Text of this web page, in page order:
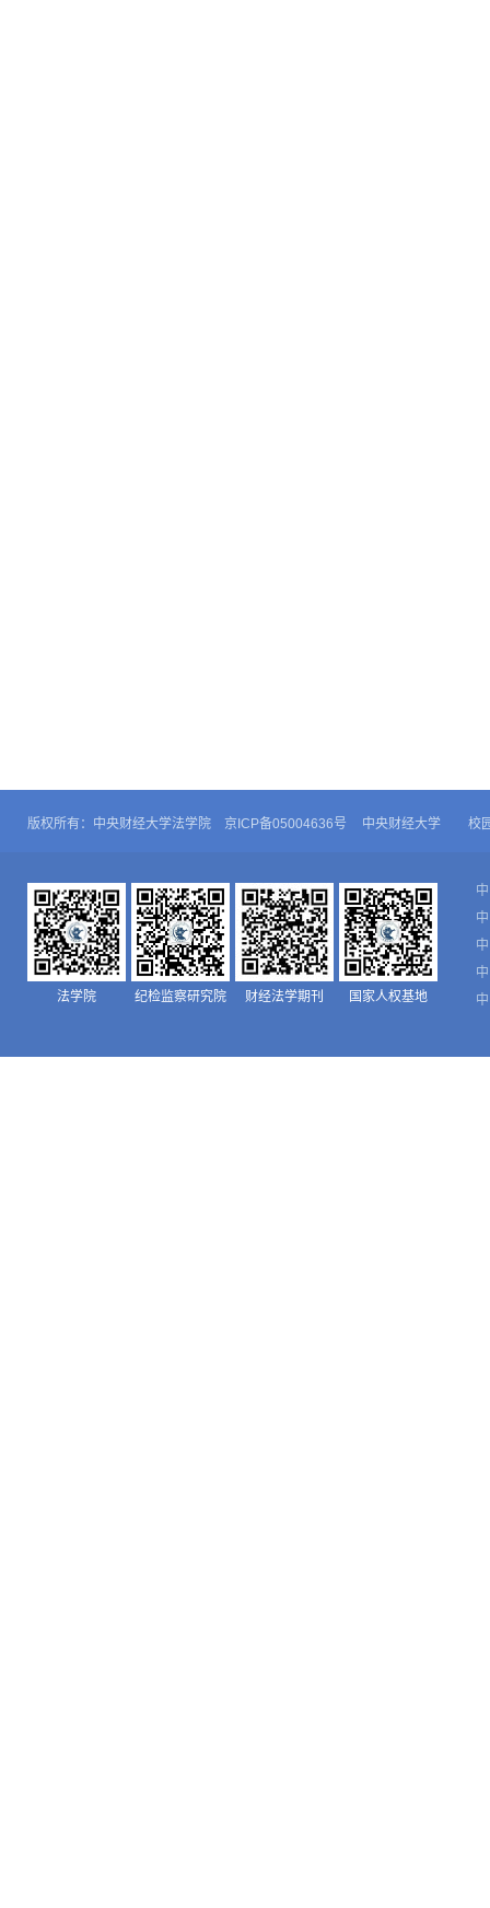
版权所有：中央财经大学法学院 京ICP备05004636号 中央财经大学 校
法学院 纪检监察研究院 财经法学期刊 国家人权基地